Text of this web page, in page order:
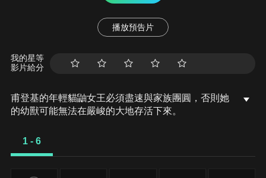
播放預告片
我的星等
影片給分
甫登基的年輕貓鼬女王必須盡速與家族團圓，否則她
的幼獸可能無法在嚴峻的大地存活下來。
1 - 6